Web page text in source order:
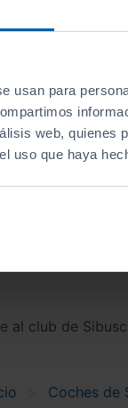
usan para
web, quienes
uso que haya
al club de
Coches de